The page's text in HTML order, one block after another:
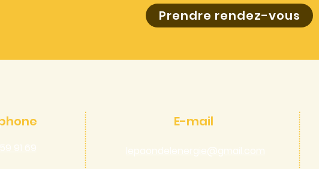
Prendre rendez-vous
E-mail